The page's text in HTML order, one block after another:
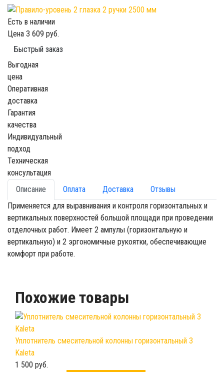
Есть в наличии
Цена 3 609 руб.
Быстрый заказ
Выгодная
цена
Оперативная
доставка
Гарантия
качества
Индивидуальный
подход
Техническая
консультация
Описание
Оплата Доставка
Отзывы
Применяется для выравнивания и контроля горизонтальных и
вертикальных поверхностей большой площади при проведении
отделочных работ. Имеет 2 ампулы (горизонтальную и
вертикальную) и 2 эргономичные рукоятки, обеспечивающие
комфорт при работе.
Похожие товары
Уплотнитель смесительной колонны горизонтальный 3
Kaleta
1 500 руб.